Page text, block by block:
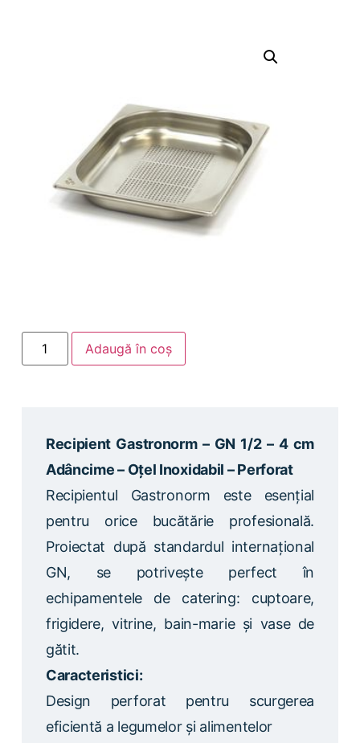
Adaugă în coș
Recipient Gastronorm – GN 1/2 – 4 cm
Adâncime – Oțel Inoxidabil – Perforat
Recipientul Gastronorm este esențial
pentru orice bucătărie profesională.
Proiectat după standardul internațional
GN, se potrivește perfect în
echipamentele de catering: cuptoare,
frigidere, vitrine, bain-marie și vase de
gătit.
Caracteristici:
Design perforat pentru scurgerea
eficientă a legumelor și alimentelor